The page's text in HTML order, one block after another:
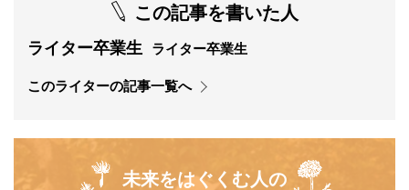
この記事を書いた人
ライター卒業生 ライター卒業生
このライターの記事一覧へ
未来をはぐくむ人の